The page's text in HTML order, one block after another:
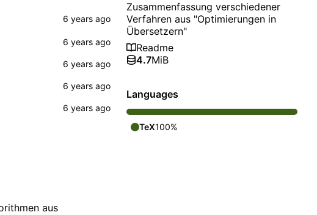
aus
Zusammenfassung verschiedener
Verfahren aus "Optimierungen in
Übersetzern"
Readme
4.7MiB
Languages
TeX100%